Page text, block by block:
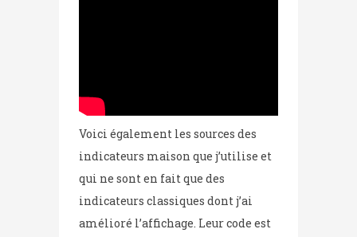
Voici également les sources des
indicateurs maison que j’utilise et
qui ne sont en fait que des
indicateurs classiques dont j’ai
amélioré l’affichage. Leur code est